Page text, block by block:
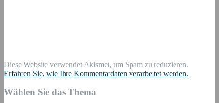
Diese Website verwendet Akismet, um Spam zu reduzieren.
Erfahren Sie, wie Ihre Kommentardaten verarbeitet werden.
Wählen Sie das Thema